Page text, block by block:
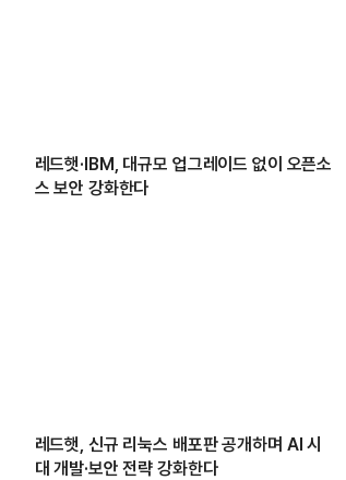
레드햇·IBM, 대규모 업그레이드 없이 오픈소
스 보안 강화한다
레드햇, 신규 리눅스 배포판 공개하며 AI 시
대 개발·보안 전략 강화한다